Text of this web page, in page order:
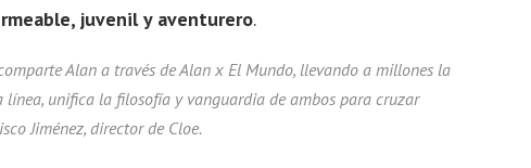
juvenil y aventurero.
Alan a través de Alan x El Mundo, llevando a millones la
línea, unifica la filosofía y vanguardia de ambos para cruzar
Jiménez, director de Cloe.